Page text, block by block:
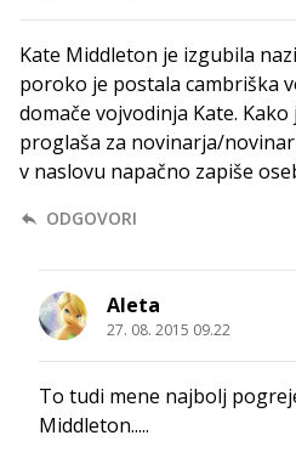
Kate Middleton je izgubila
poroko je postala cambriška
domače vojvodinja Kate.
proglaša za novinarja/
v naslovu napačno zapiše
ODGOVORI
Aleta
27. 08. 2015 09.22
To tudi mene najbolj
Middleton.....